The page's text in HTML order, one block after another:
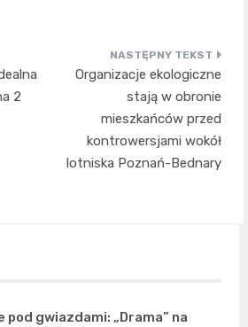
2
Organizacje ekologiczne
stają w obronie
mieszkańców przed
kontrowersjami wokół
lotniska Poznań-Bednary
pod gwiazdami: „Drama” na